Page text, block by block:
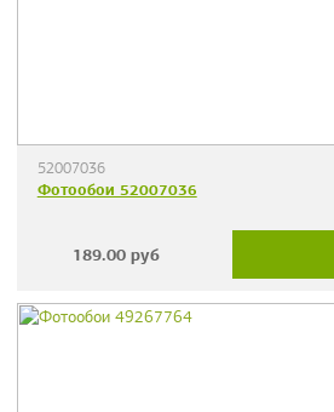
52007036
Фотообои 52007036
189.00 руб